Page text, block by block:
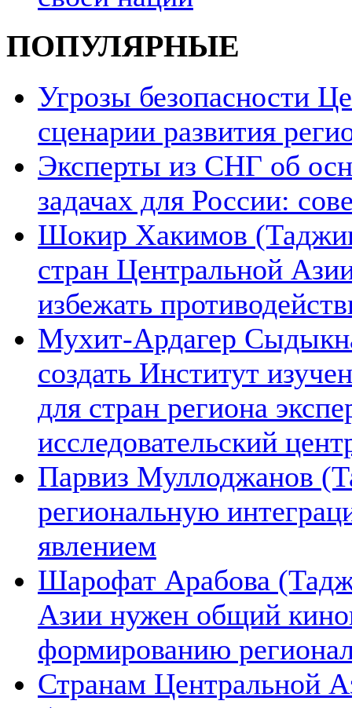
ПОПУЛЯРНЫЕ
Угрозы безопасности
сценарии развития
Эксперты из СНГ об
задачах для России:
Шокир Хакимов
стран Центральной
избежать
Мухит-Ардагер
создать Институт
для стран региона
исследовательский
Парвиз Муллоджанов
региональную
явлением
Шарофат Арабова
Азии нужен общий
формированию
Странам Центральной